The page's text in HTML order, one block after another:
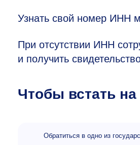
Узнать свой номер ИНН
При отсутствии ИНН
и получить
Чтобы встать
Обратиться в одно из